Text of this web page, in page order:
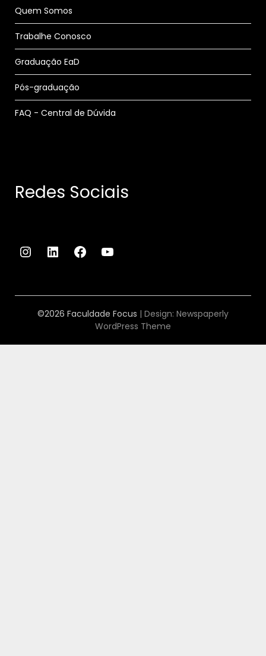
Quem Somos
Trabalhe Conosco
Graduação EaD
Pós-graduação
FAQ - Central de Dúvida
Redes Sociais
Instagram
LinkedInFacebook
Youtube
©2026 Faculdade Focus | Design: Newspaperly
WordPress Theme